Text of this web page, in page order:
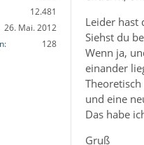
12.481
26. Mai. 2012
128
Leider hast
Siehst du
Wenn ja,
einander
und eine
Das habe
Gruß